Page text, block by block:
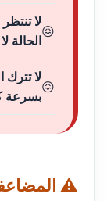
لا
الحالة
لا تترك
بسرعة
⚠️